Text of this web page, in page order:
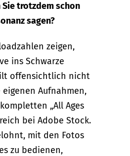
Sie trotzdem schon
sagen?
zeigen,
ins Schwarze
offensichtlich nicht
Aufnahmen,
„All Ages
bei Adobe Stock.
mit den Fotos
zu bedienen,